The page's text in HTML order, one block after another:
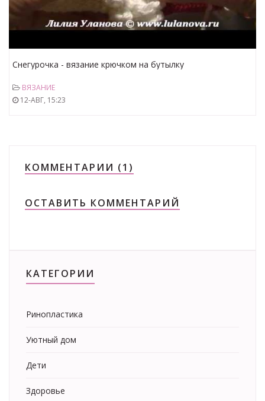
Снегурочка - вязание крючком на бутылку
ВЯЗАНИЕ
12-АВГ, 15:23
КОММЕНТАРИИ (1)
ОСТАВИТЬ КОММЕНТАРИЙ
КАТЕГОРИИ
Ринопластика
Уютный дом
Дети
Здоровье